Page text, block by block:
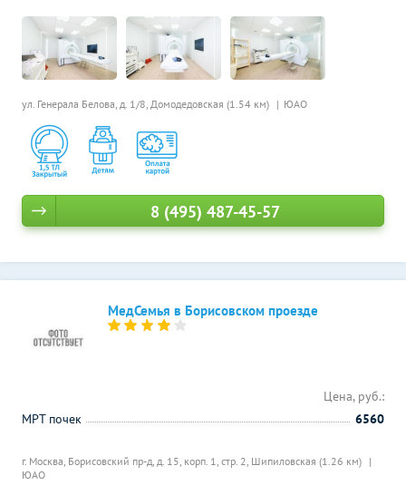
ул. Генерала Белова, д. 1/8, Домодедовская (1.54 км) ЮАО
8 (495) 487-45-57
МедСемья в Борисовском проезде
г. Москва, Борисовский пр-д, д. 15, корп. 1, стр. 2, Шипиловская (1.26 км)
ЮАО
Цена, руб.:
МРТ почек
6560